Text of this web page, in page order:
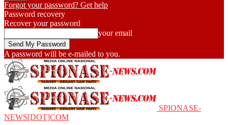
Forgot your password? Get help
Password recovery
Recover your password
your email
A password will be e-mailed to you.
SPIONASE-
NEWS[DOT]COM